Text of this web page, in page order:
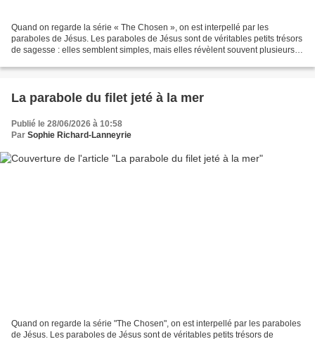
Quand on regarde la série « The Chosen », on est interpellé par les
paraboles de Jésus. Les paraboles de Jésus sont de véritables petits trésors
de sagesse : elles semblent simples, mais elles révèlent souvent plusieurs
La parabole du filet jeté à la mer
Publié le 28/06/2026 à 10:58
Par Sophie Richard-Lanneyrie
Quand on regarde la série "The Chosen", on est interpellé par les paraboles
de Jésus. Les paraboles de Jésus sont de véritables petits trésors de